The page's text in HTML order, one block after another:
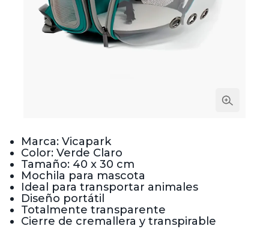
Marca: Vicapark
Color: Verde Claro
Tamaño: 40 x 30 cm
Mochila para mascota
Ideal para transportar animales
Diseño portátil
Totalmente transparente
Cierre de cremallera y transpirable